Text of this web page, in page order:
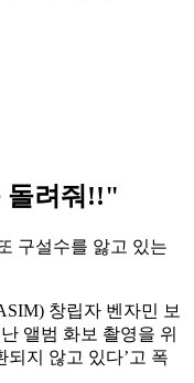
돌려줘!!"
구설수를 앓고 있는
창립자 벤자민 보
앨범 화보 촬영을 위
지 않고 있다’고 폭